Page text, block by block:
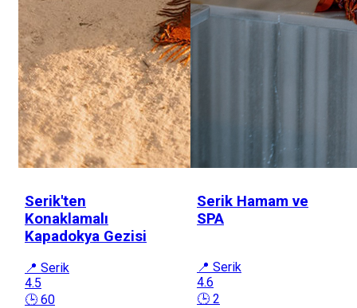
Serik'ten
Konaklamalı
Kapadokya Gezisi
📍 Serik
4.5
🕒 60
Serik Hamam ve
SPA
📍 Serik
4.6
🕒 2